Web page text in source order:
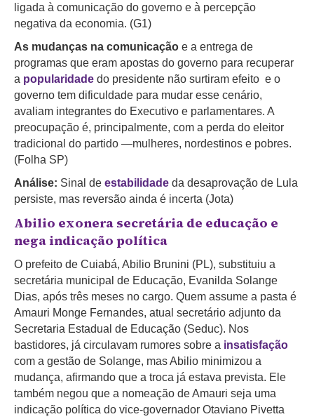
ligada à comunicação do governo e à percepção
negativa da economia. (G1)
As mudanças na comunicação e a entrega de
programas que eram apostas do governo para recuperar
a popularidade do presidente não surtiram efeito e o
governo tem dificuldade para mudar esse cenário,
avaliam integrantes do Executivo e parlamentares. A
preocupação é, principalmente, com a perda do eleitor
tradicional do partido —mulheres, nordestinos e pobres.
(Folha SP)
Análise: Sinal de estabilidade da desaprovação de Lula
persiste, mas reversão ainda é incerta (Jota)
Abilio exonera secretária de educação e
nega indicação política
O prefeito de Cuiabá, Abilio Brunini (PL), substituiu a
secretária municipal de Educação, Evanilda Solange
Dias, após três meses no cargo. Quem assume a pasta é
Amauri Monge Fernandes, atual secretário adjunto da
Secretaria Estadual de Educação (Seduc). Nos
bastidores, já circulavam rumores sobre a insatisfação
com a gestão de Solange, mas Abilio minimizou a
mudança, afirmando que a troca já estava prevista. Ele
também negou que a nomeação de Amauri seja uma
indicação política do vice-governador Otaviano Pivetta